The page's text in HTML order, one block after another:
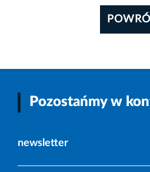
Pozostańmy w
newsletter